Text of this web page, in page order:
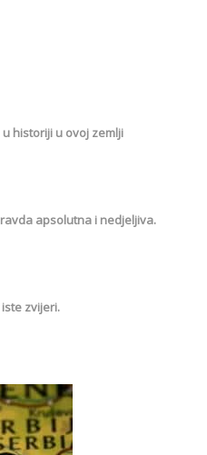
historiji u ovoj zemlji
apsolutna i nedjeljiva.
zvijeri.